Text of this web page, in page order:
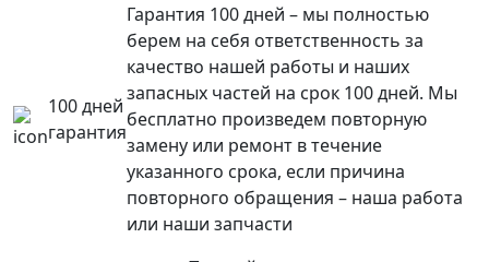
100 дней
гарантия
Гарантия 100 дней – мы полностью
берем на себя ответственность за
качество нашей работы и наших
запасных частей на срок 100 дней. Мы
бесплатно произведем повторную
замену или ремонт в течение
указанного срока, если причина
повторного обращения – наша работа
или наши запчасти